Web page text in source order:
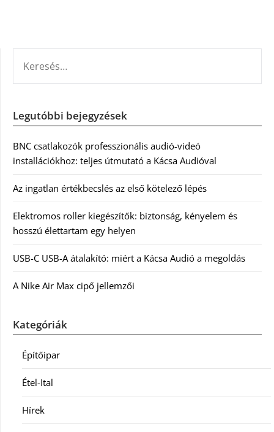
Legutóbbi bejegyzések
BNC csatlakozók professzionális audió-videó
installációkhoz: teljes útmutató a Kácsa Audióval
Az ingatlan értékbecslés az első kötelező lépés
Elektromos roller kiegészítők: biztonság, kényelem és
hosszú élettartam egy helyen
USB-C USB-A átalakító: miért a Kácsa Audió a megoldás
A Nike Air Max cipő jellemzői
Kategóriák
Építőipar
Étel-Ital
Hírek